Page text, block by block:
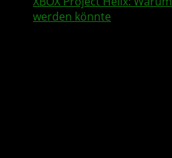
werden könnte